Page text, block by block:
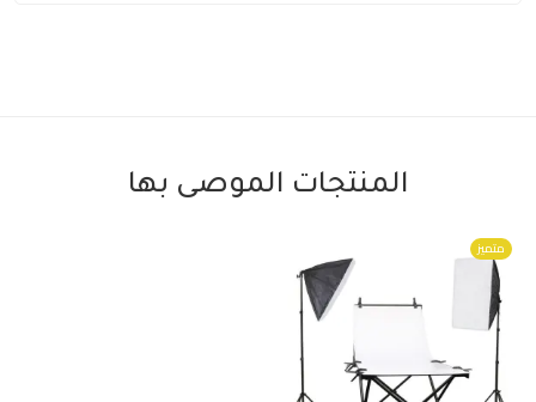
المنتجات الموصى بها
متميز